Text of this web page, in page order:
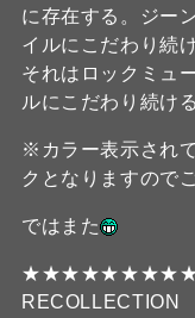
に存在する。ジー
イルにこだわり続
それはロックミュ
ルにこだわり続け
※カラー表示され
クとなりますので
ではまた
RECOLLECTION